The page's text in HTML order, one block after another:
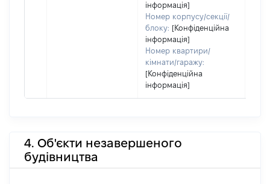
інформація]
Номер корпусу/секції/
блоку: [Конфіденційна
інформація]
Номер квартири/
кімнати/гаражу:
[Конфіденційна
інформація]
4. Об'єкти незавершеного
будівництва